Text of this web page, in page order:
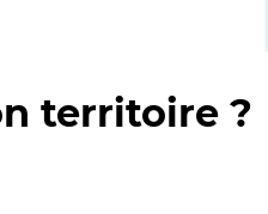
territoire ?